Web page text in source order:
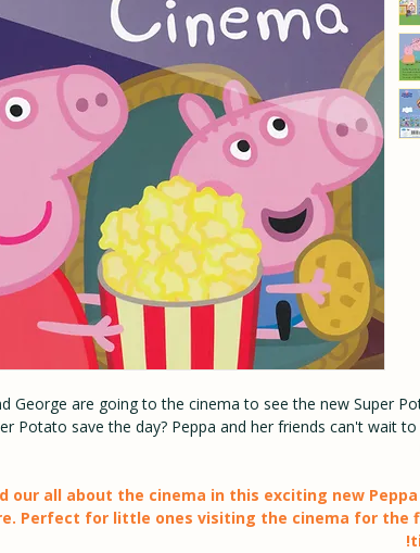
George are going to the cinema to see the new Super
Potato save the day? Peppa and her friends can't wait
our all about the cinema in this exciting new Peppa
Perfect for little ones visiting the cinema for the